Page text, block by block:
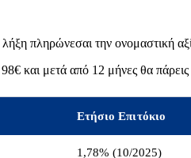
πληρώνεσαι την ονομαστική
και μετά από 12 μήνες θα
Ετήσιο Επιτόκιο
1,78% (10/2025)